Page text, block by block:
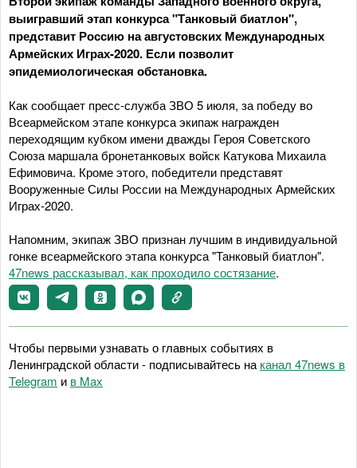
выигравший этап конкурса "Танковый биатлон",
представит Россию на августовских Международных
Армейских Играх-2020. Если позволит
эпидемиологическая обстановка.
Как сообщает пресс-служба ЗВО 5 июля, за победу во
Всеармейском этапе конкурса экипаж награжден
переходящим кубком имени дважды Героя Советского
Союза маршала бронетанковых войск Катукова Михаила
Ефимовича. Кроме этого, победители представят
Вооруженные Силы России на Международных Армейских
Играх-2020.
Напомним, экипаж ЗВО признан лучшим в индивидуальной
гонке всеармейского этапа конкурса "Танковый биатлон".
47news рассказывал, как проходило состязание.
Чтобы первыми узнавать о главных событиях в
Ленинградской области - подписывайтесь на канал 47news в
Telegram и в Maх